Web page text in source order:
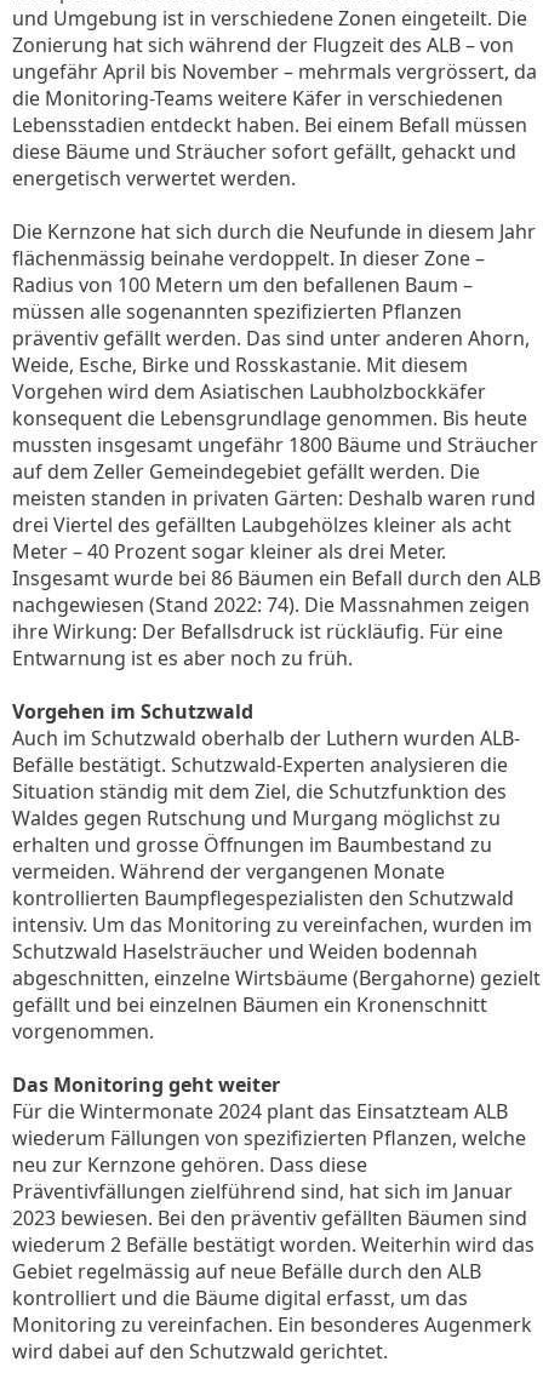
und Umgebung ist in verschiedene Zonen eingeteilt. Die
Zonierung hat sich während der Flugzeit des ALB – von
ungefähr April bis November – mehrmals vergrössert, da
die Monitoring-Teams weitere Käfer in verschiedenen
Lebensstadien entdeckt haben. Bei einem Befall müssen
diese Bäume und Sträucher sofort gefällt, gehackt und
energetisch verwertet werden.
Die Kernzone hat sich durch die Neufunde in diesem Jahr
flächenmässig beinahe verdoppelt. In dieser Zone –
Radius von 100 Metern um den befallenen Baum –
müssen alle sogenannten spezifizierten Pflanzen
präventiv gefällt werden. Das sind unter anderen Ahorn,
Weide, Esche, Birke und Rosskastanie. Mit diesem
Vorgehen wird dem Asiatischen Laubholzbockkäfer
konsequent die Lebensgrundlage genommen. Bis heute
mussten insgesamt ungefähr 1800 Bäume und Sträucher
auf dem Zeller Gemeindegebiet gefällt werden. Die
meisten standen in privaten Gärten: Deshalb waren rund
drei Viertel des gefällten Laubgehölzes kleiner als acht
Meter – 40 Prozent sogar kleiner als drei Meter.
Insgesamt wurde bei 86 Bäumen ein Befall durch den ALB
nachgewiesen (Stand 2022: 74). Die Massnahmen zeigen
ihre Wirkung: Der Befallsdruck ist rückläufig. Für eine
Entwarnung ist es aber noch zu früh.
Vorgehen im Schutzwald
Auch im Schutzwald oberhalb der Luthern wurden ALB-
Befälle bestätigt. Schutzwald-Experten analysieren die
Situation ständig mit dem Ziel, die Schutzfunktion des
Waldes gegen Rutschung und Murgang möglichst zu
erhalten und grosse Öffnungen im Baumbestand zu
vermeiden. Während der vergangenen Monate
kontrollierten Baumpflegespezialisten den Schutzwald
intensiv. Um das Monitoring zu vereinfachen, wurden im
Schutzwald Haselsträucher und Weiden bodennah
abgeschnitten, einzelne Wirtsbäume (Bergahorne) gezielt
gefällt und bei einzelnen Bäumen ein Kronenschnitt
vorgenommen.
Das Monitoring geht weiter
Für die Wintermonate 2024 plant das Einsatzteam ALB
wiederum Fällungen von spezifizierten Pflanzen, welche
neu zur Kernzone gehören. Dass diese
Präventivfällungen zielführend sind, hat sich im Januar
2023 bewiesen. Bei den präventiv gefällten Bäumen sind
wiederum 2 Befälle bestätigt worden. Weiterhin wird das
Gebiet regelmässig auf neue Befälle durch den ALB
kontrolliert und die Bäume digital erfasst, um das
Monitoring zu vereinfachen. Ein besonderes Augenmerk
wird dabei auf den Schutzwald gerichtet.